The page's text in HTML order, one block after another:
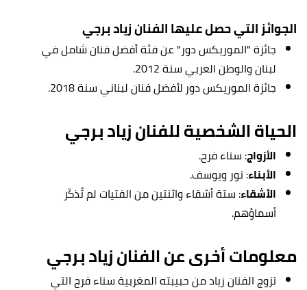
الجوائز التي حصل عليها الفنان زياد برجي
جائزة "الموريكس دور" عن فئة أفضل فنان شامل في
لبنان والوطن العربي سنة 2012.
جائزة الموريكس دور لأفضل فنان لبناني سنة 2018.
الحياة الشخصية للفنان زياد برجي
الأزواج: سناء فرح.
الأبناء: نور ويوسف.
الأشقاء: ستة أشقاء واثنتين من الفتيات لم تُذكَر
أسماؤهم.
معلومات أخرى عن الفنان زياد برجي
تزوج الفنان زياد من حبيبته المغربية سناء فرح التي